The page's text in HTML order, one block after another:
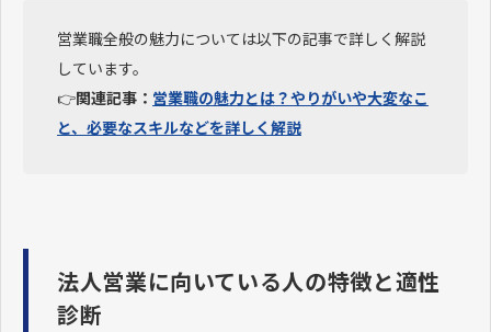
営業職全般の魅力については以下の記事で詳しく解説
しています。
👉関連記事： 営業職の魅力とは？やりがいや大変なこ
と、必要なスキルなどを詳しく解説
法人営業に向いている人の特徴と適性
診断